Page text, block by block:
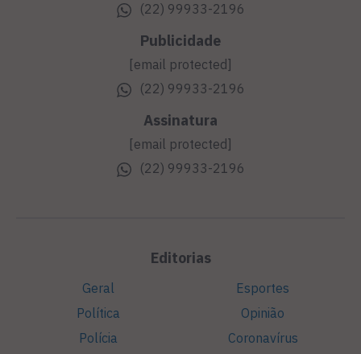
(22) 99933-2196
Publicidade
[email protected]
(22) 99933-2196
Assinatura
[email protected]
(22) 99933-2196
Editorias
Geral
Política
Polícia
Esportes
Opinião
Coronavírus